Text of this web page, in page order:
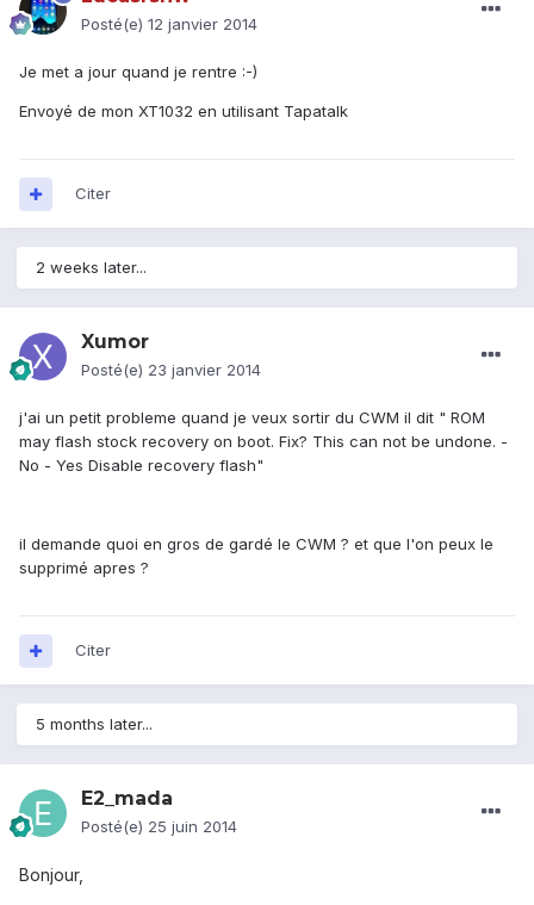
Posté(e) 12 janvier 2014
Je met a jour quand je rentre :-)
Envoyé de mon XT1032 en utilisant Tapatalk
Citer
2 weeks later...
Xumor
Posté(e) 23 janvier 2014
j'ai un petit probleme quand je veux sortir du CWM il dit " ROM
may flash stock recovery on boot. Fix? This can not be undone. -
No - Yes Disable recovery flash"
il demande quoi en gros de gardé le CWM ? et que l'on peux le
supprimé apres ?
Citer
5 months later...
E2_mada
Posté(e) 25 juin 2014
Bonjour,